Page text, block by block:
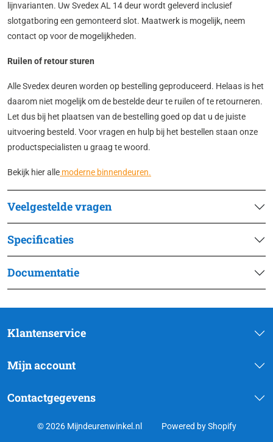
lijnvarianten. Uw Svedex AL 14 deur wordt geleverd inclusief
slotgatboring een gemonteerd slot. Maatwerk is mogelijk, neem
contact op voor de mogelijkheden.
Ruilen of retour sturen
Alle Svedex deuren worden op bestelling geproduceerd. Helaas is het
daarom niet mogelijk om de bestelde deur te ruilen of te retourneren.
Let dus bij het plaatsen van de bestelling goed op dat u de juiste
uitvoering besteld. Voor vragen en hulp bij het bestellen staan onze
productspecialisten u graag te woord.
Bekijk hier alle moderne binnendeuren.
Veelgestelde vragen
Specificaties
Documentatie
Klantenservice
Mijn account
Contactgegevens
© 2026 Mijndeurenwinkel.nl Powered by Shopify